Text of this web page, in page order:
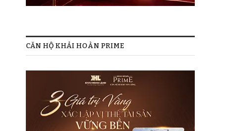
CĂN HỘ KHẢI HOÀN PRIME